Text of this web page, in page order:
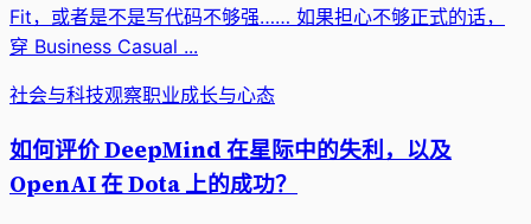
Fit，或者是不是写代码不够强…… 如果担心不够正式的话，
穿 Business Casual ...
社会与科技观察职业成长与心态
如何评价 DeepMind 在星际中的失利，以及
OpenAI 在 Dota 上的成功？